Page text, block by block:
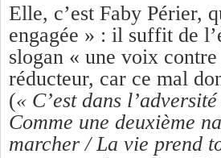
Elle, c’est Faby Périer,
engagée » : il suffit de
slogan « une voix
réducteur, car ce mal
(« C’est dans
Comme une deuxième
marcher / La vie prend